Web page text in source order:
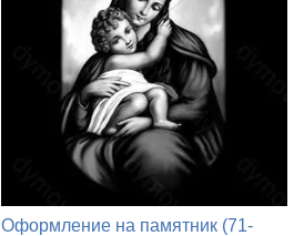
Оформление на памятник (71-